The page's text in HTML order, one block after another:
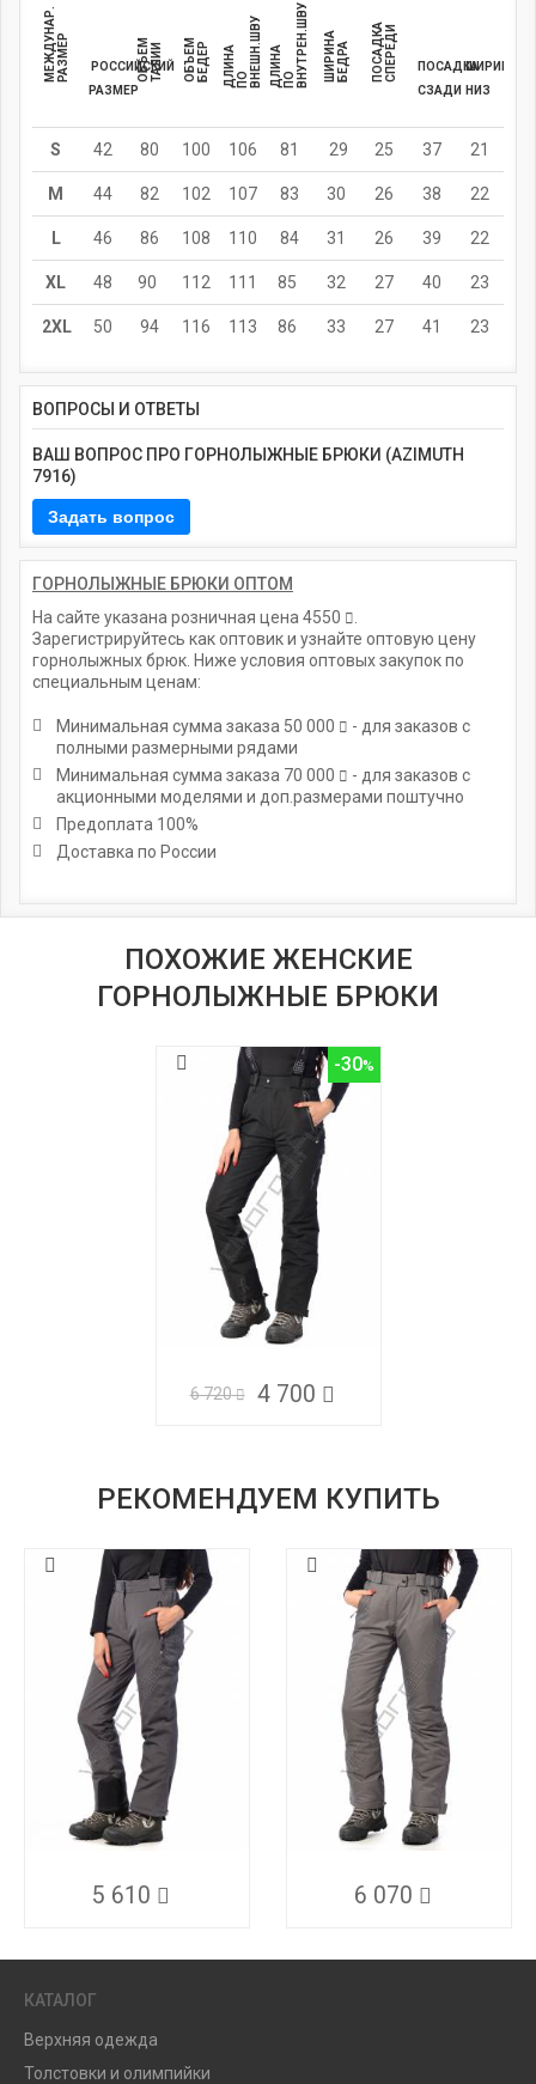
МЕЖДУНАР.РАЗМЕР
РОССИЙСКИЙ
РАЗМЕР
ОБЪЕМТАЛИИ ОБЪЕМБЕДЕР Д Л
И
Н
А
П О ВНЕШН.ШВУ Д Л
И
Н
А
П О ВНУТРЕН.ШВУ ШИРИНАБЕДРА ПОСАДКАСПЕРЕДИ
ПОСАДКА
СЗАДИ
ШИРИНА
НИЗ
S 42 80 100 106 81 29 25 37 21
M 44 82 102 107 83 30 26 38 22
L 46 86 108 110 84 31 26 39 22
XL 48 90 112 111 85 32 27 40 23
2XL 50 94 116 113 86 33 27 41 23
ВОПРОСЫ И ОТВЕТЫ
ВАШ ВОПРОС ПРО ГОРНОЛЫЖНЫЕ БРЮКИ (AZIMUTH
7916)
ГОРНОЛЫЖНЫЕ БРЮКИ ОПТОМ
На сайте указана розничная цена 4550
Зарегистрируйтесь как оптовик и узнайте оптовую цену
горнолыжных брюк. Ниже условия оптовых закупок по
специальным ценам:
Минимальная сумма заказа 50 000
- для заказов с
полными размерными рядами
Минимальная сумма заказа 70 000
- для заказов с
акционными моделями и доп.размерами поштучно
Предоплата 100%
Доставка по России
ПОХОЖИЕ ЖЕНСКИЕ
ГОРНОЛЫЖНЫЕ БРЮКИ
-30
6 720 4 700
РЕКОМЕНДУЕМ КУПИТЬ
5 610 6 070
КАТАЛОГ
Верхняя одежда
Толстовки и олимпийки